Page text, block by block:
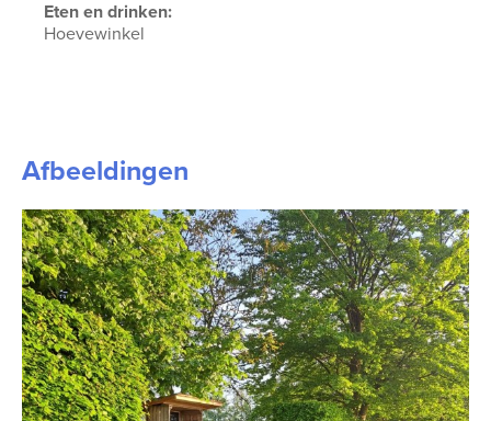
Eten en drinken:
Hoevewinkel
Afbeeldingen